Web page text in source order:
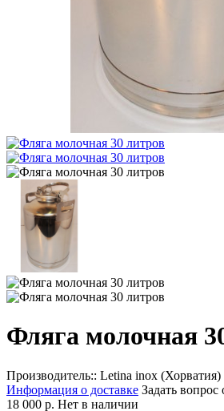
Фляга молочная
Производитель:: Letina inox (Хорватия)
Информация о доставке Задать вопрос
18 000 р. Нет в наличии